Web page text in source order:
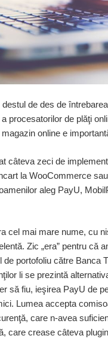
de des de
procesatorilor de plăţi
online e
câteva zeci de
la WooCommerce
aleg PayU,
cel mai mare nume, cu
Zic „era” pentru că
de portofoliu către Banca
li se prezintă
să fiu, ieşirea PayU de
Lumea accepta
care n-avea
care crease câteva